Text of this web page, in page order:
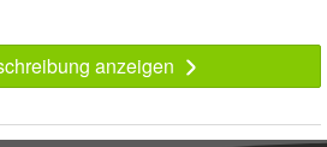
anzeigen